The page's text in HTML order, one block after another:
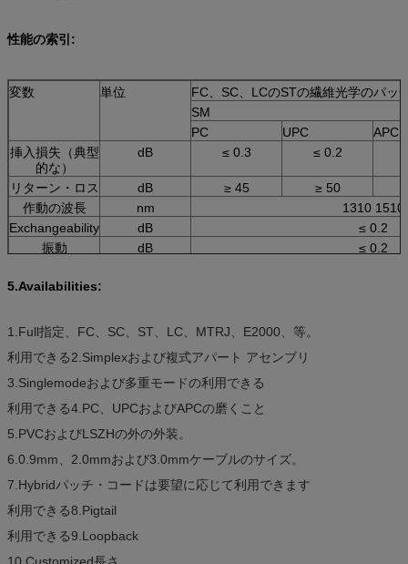
性能の索引:
変数 単位
FC、SC、LCのSTの繊維光学のパッ
SM
PC
UPC
APC
挿入損失（典型
的な）
dB ≤ 0.3 ≤ 0.2
リターン・ロス dB ≥ 45 ≥ 50
作動の波長
nm
1310 1510
Exchangeability
dB
≤ 0.2
振動
dB
≤ 0.2
保管温度
5.Availabilities:
1.Full指定、FC、SC、ST、LC、MTRJ、E2000、等。
利用できる2.Simplexおよび複式アパート アセンブリ
3.Singlemodeおよび多重モードの利用できる
利用できる4.PC、UPCおよびAPCの磨くこと
5.PVCおよびLSZHの外の外装。
6.0.9mm、2.0mmおよび3.0mmケーブルのサイズ。
7.Hybridパッチ・コードは要望に応じて利用できます
利用できる8.Pigtail
利用できる9.Loopback